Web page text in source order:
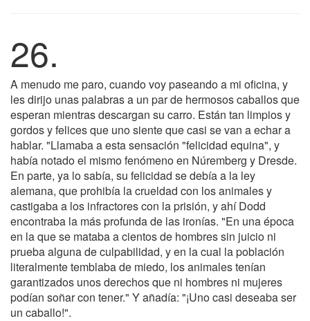
26.
A menudo me paro, cuando voy paseando a mi oficina, y
les dirijo unas palabras a un par de hermosos caballos que
esperan mientras descargan su carro. Están tan limpios y
gordos y felices que uno siente que casi se van a echar a
hablar. "Llamaba a esta sensación "felicidad equina", y
había notado el mismo fenómeno en Núremberg y Dresde.
En parte, ya lo sabía, su felicidad se debía a la ley
alemana, que prohibía la crueldad con los animales y
castigaba a los infractores con la prisión, y ahí Dodd
encontraba la más profunda de las ironías. "En una época
en la que se mataba a cientos de hombres sin juicio ni
prueba alguna de culpabilidad, y en la cual la población
literalmente temblaba de miedo, los animales tenían
garantizados unos derechos que ni hombres ni mujeres
podían soñar con tener." Y añadía: "¡Uno casi deseaba ser
un caballo!".